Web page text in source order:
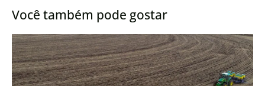
Você também pode gostar